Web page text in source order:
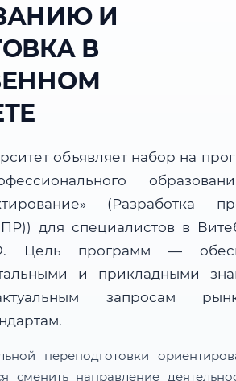
И
В
объявляет набор на
(Разработка
для специалистов в
Цель программ —
и прикладными
запросам
переподготовки
сменить направление